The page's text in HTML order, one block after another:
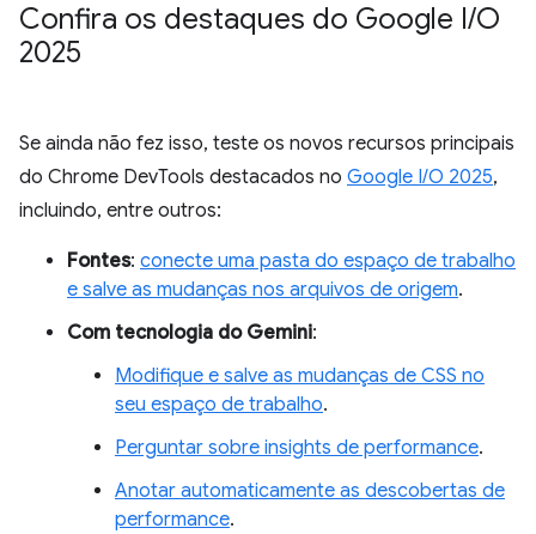
Confira os destaques do Google I/O
2025
Se ainda não fez isso, teste os novos recursos principais
do Chrome DevTools destacados no Google I/O 2025,
incluindo, entre outros:
Fontes: conecte uma pasta do espaço de trabalho
e salve as mudanças nos arquivos de origem.
Com tecnologia do Gemini:
Modifique e salve as mudanças de CSS no
seu espaço de trabalho.
Perguntar sobre insights de performance.
Anotar automaticamente as descobertas de
performance.